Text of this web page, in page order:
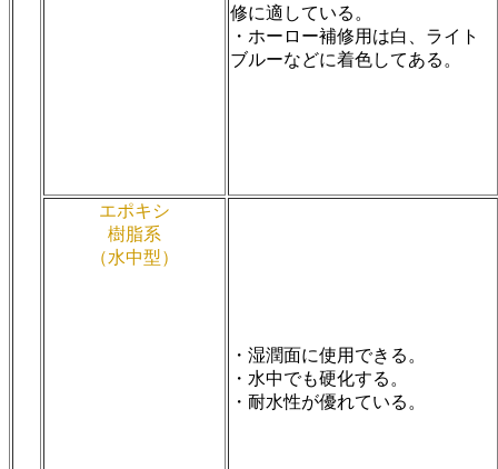
修に適している。
・ホーロー補修用は白、ライト
ブルーなどに着色してある。
エポキシ
樹脂系
（水中型）
・湿潤面に使用できる。
・水中でも硬化する。
・耐水性が優れている。